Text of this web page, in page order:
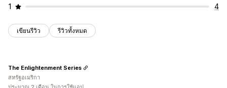
1
4
เขียนรีวิว รีวิวทั้งหมด
The Enlightenment Series
สหรัฐอเมริกา